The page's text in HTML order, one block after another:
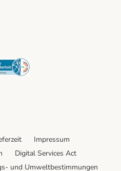
Security
Impressum
Digital Services Act
und Umweltbestimmungen